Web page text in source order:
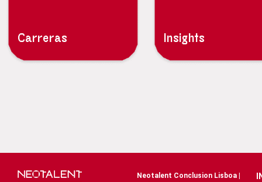
Carreras Insights
Neotalent Conclusion Lisboa |